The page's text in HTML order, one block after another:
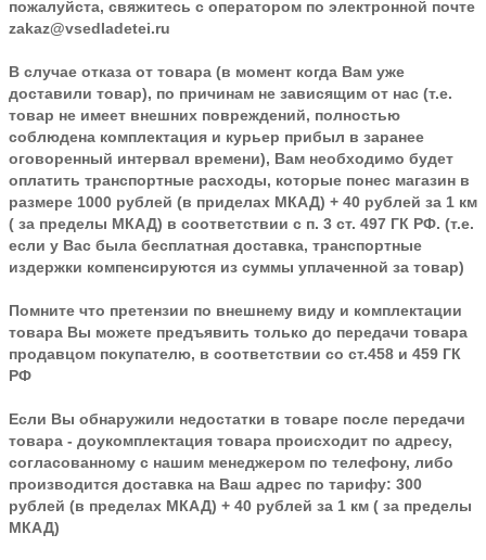
пожалуйста, свяжитесь с оператором по электронной почте
zakaz@vsedladetei.ru
В случае отказа от товара (в момент когда Вам уже
доставили товар), по причинам не зависящим от нас (т.е.
товар не имеет внешних повреждений, полностью
соблюдена комплектация и курьер прибыл в заранее
оговоренный интервал времени), Вам необходимо будет
оплатить транспортные расходы, которые понес магазин в
размере 1000 рублей (в приделах МКАД) + 40 рублей за 1 км
( за пределы МКАД) в соответствии с п. 3 ст. 497 ГК РФ. (т.е.
если у Вас была бесплатная доставка, транспортные
издержки компенсируются из суммы уплаченной за товар)
Помните что претензии по внешнему виду и комплектации
товара Вы можете предъявить только до передачи товара
продавцом покупателю, в соответствии со ст.458 и 459 ГК
РФ
Если Вы обнаружили недостатки в товаре после передачи
товара - доукомплектация товара происходит по адресу,
согласованному с нашим менеджером по телефону, либо
производится доставка на Ваш адрес по тарифу: 300
рублей (в пределах МКАД) + 40 рублей за 1 км ( за пределы
МКАД)